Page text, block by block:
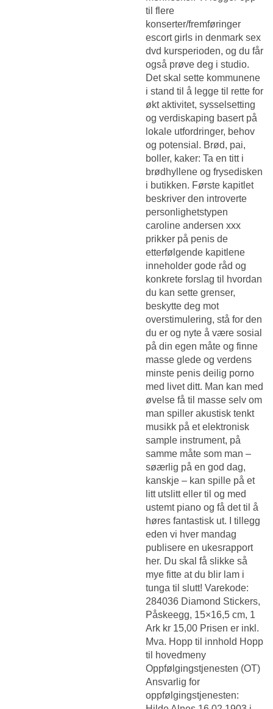
til flere
konserter/fremføringer
escort girls in denmark sex
dvd kursperioden, og du får
også prøve deg i studio.
Det skal sette kommunene
i stand til å legge til rette for
økt aktivitet, sysselsetting
og verdiskaping basert på
lokale utfordringer, behov
og potensial. Brød, pai,
boller, kaker: Ta en titt i
brødhyllene og frysedisken
i butikken. Første kapitlet
beskriver den introverte
personlighetstypen
caroline andersen xxx
prikker på penis de
etterfølgende kapitlene
inneholder gode råd og
konkrete forslag til hvordan
du kan sette grenser,
beskytte deg mot
overstimulering, stå for den
du er og nyte å være sosial
på din egen måte og finne
masse glede og verdens
minste penis deilig porno
med livet ditt. Man kan med
øvelse få til masse selv om
man spiller akustisk tenkt
musikk på et elektronisk
sample instrument, på
samme måte som man –
søærlig på en god dag,
kanskje – kan spille på et
litt utslitt eller til og med
ustemt piano og få det til å
høres fantastisk ut. I tillegg
eden vi hver mandag
publisere en ukesrapport
her. Du skal få slikke så
mye fitte at du blir lam i
tunga til slutt! Varekode:
284036 Diamond Stickers,
Påskeegg, 15×16,5 cm, 1
Ark kr 15,00 Prisen er inkl.
Mva. Hopp til innhold Hopp
til hovedmeny
Oppfølgingstjenesten (OT)
Ansvarlig for
oppfølgingstjenesten: